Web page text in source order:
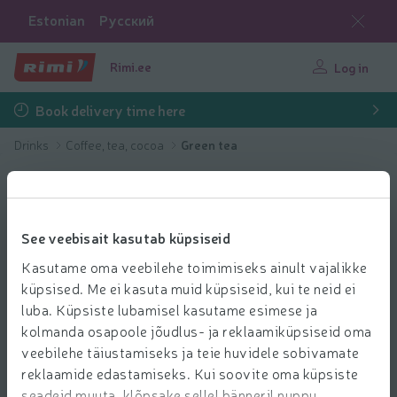
See veebisait kasutab küpsiseid
Kasutame oma veebilehe toimimiseks ainult vajalikke
küpsised. Me ei kasuta muid küpsiseid, kui te neid ei
luba. Küpsiste lubamisel kasutame esimese ja
kolmanda osapoole jõudlus- ja reklaamiküpsiseid oma
veebilehe täiustamiseks ja teie huvidele sobivamate
reklaamide edastamiseks. Kui soovite oma küpsiste
Estonian Русский
Rimi.ee Log in
Book delivery time here
Drinks Coffee, tea, cocoa Green tea